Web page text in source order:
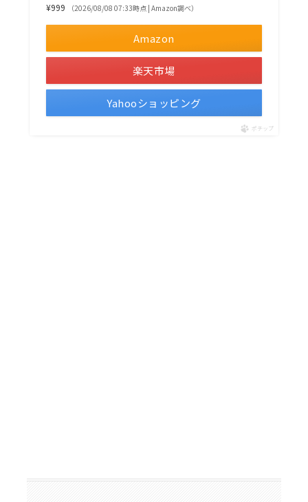
¥999
（2026/08/08 07:33時点 | Amazon調べ）
Amazon
楽天市場
Yahooショッピング
ポチップ